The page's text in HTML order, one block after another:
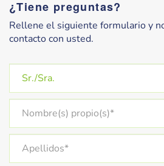
¿Tiene preguntas?
Rellene el siguiente formulario y
contacto con usted.